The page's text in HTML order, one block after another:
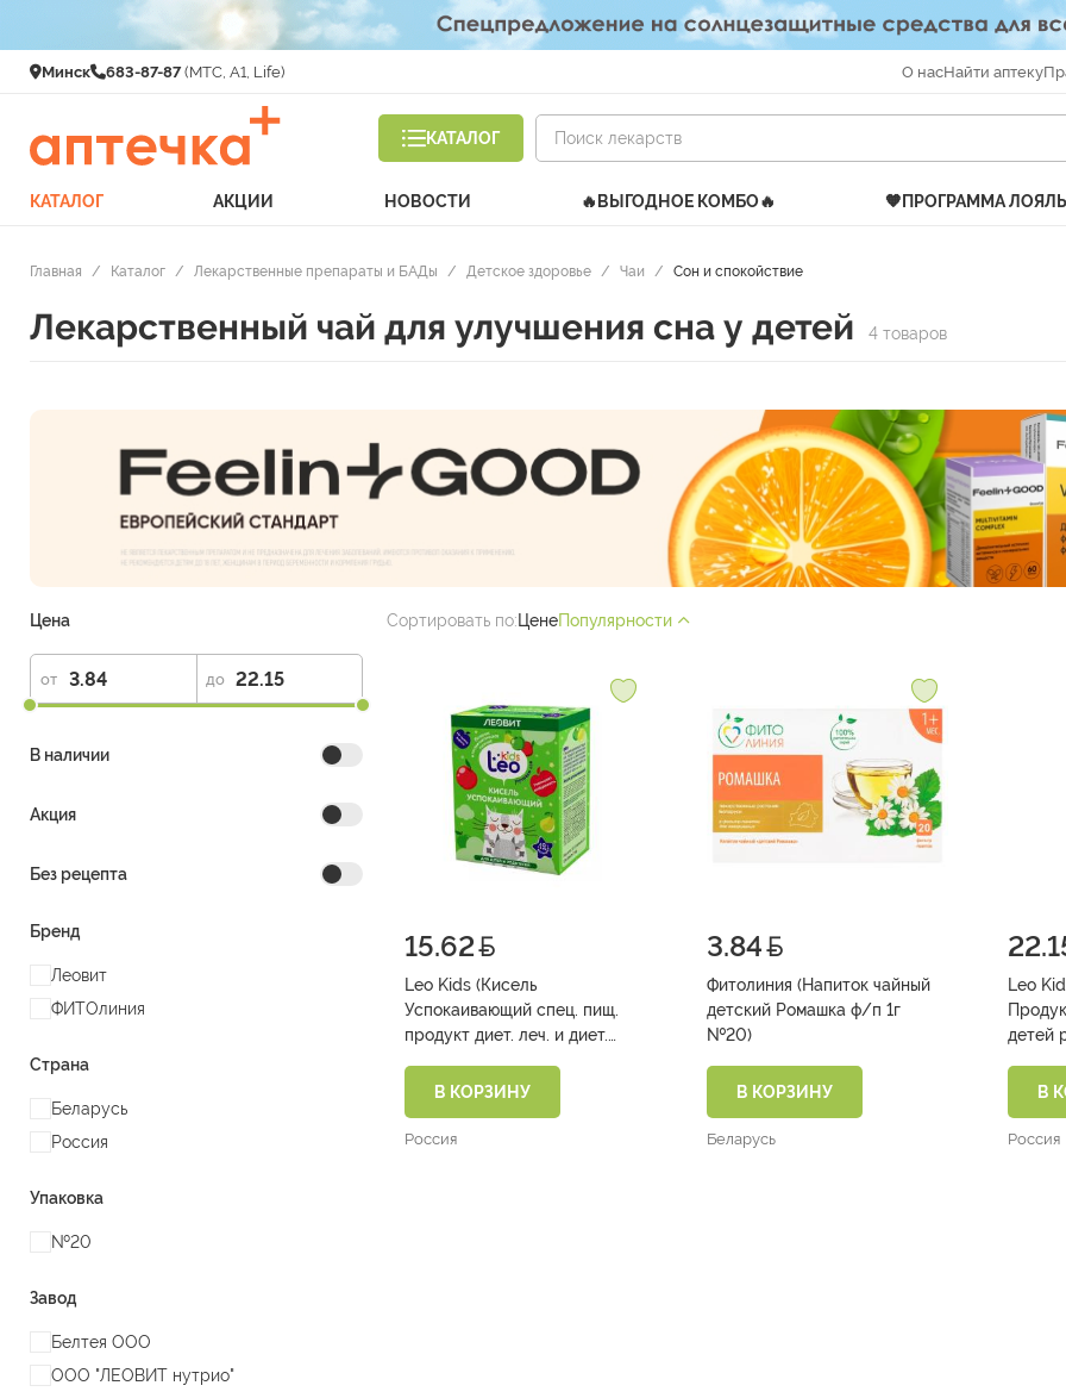
Минск 683-87-87(МТС, A1, Life) О насНайти аптеку
КАТАЛОГ
КАТАЛОГ АКЦИИ НОВОСТИ 🔥ВЫГОДНОЕ КОМБО🔥 🧡ПРОГРАММА
Главная / Каталог / Лекарственные препараты и БАДы / Детское здоровье / Чаи / Сон и спокойствие
Лекарственный чай для улучшения сна у детей 4 товаров
Цена
от до
В наличии
Акция
Без рецепта
Бренд
Леовит
ФИТОлиния
Страна
Беларусь
Россия
Упаковка
№20
Завод
Белтея ООО
ООО "ЛЕОВИТ нутрио"
Сортировать по:ЦенеПопулярности
15.62
Leo Kids (Кисель
Успокаивающий спец. пищ.
продукт диет. леч. и диет.
раннего возраста от одного
года 60 г (5 пак. по 12 г) )
В КОРЗИНУ
Россия
3.84
Фитолиния (Напиток чайный
детский Ромашка ф/п 1г
№20)
В КОРЗИНУ
Беларусь
Leo Kids (Чай
детей
200г )
В
Россия